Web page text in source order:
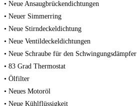
• Neue Ansaugbrückendichtungen
• Neuer Simmerring
• Neue Stirndeckeldichtung
• Neue Ventildeckeldichtungen
• Neue Schraube für den Schwingungsdämpfer
• 83 Grad Thermostat
• Ölfilter
• Neues Motoröl
• Neue Kühlflüssigkeit